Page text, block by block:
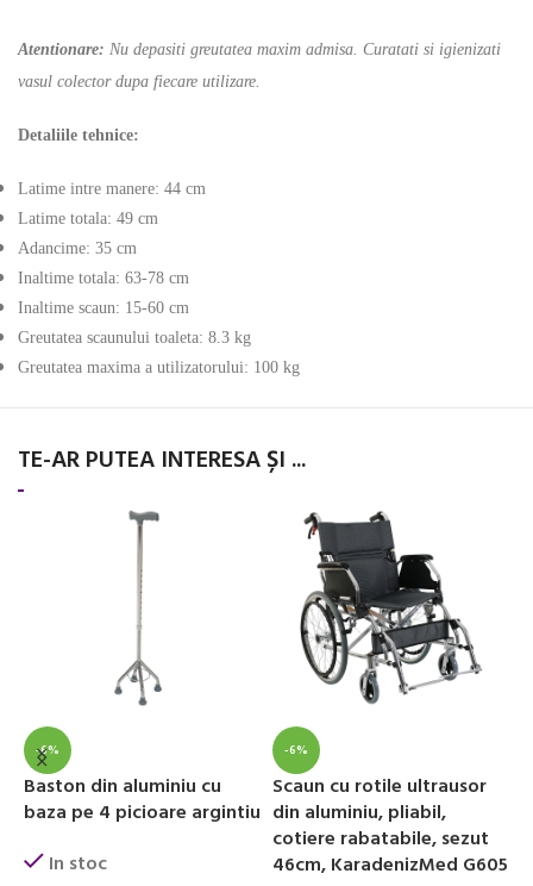
Atentionare: Nu depasiti greutatea maxim admisa. Curatati si igienizati
vasul colector dupa fiecare utilizare.
Detaliile tehnice:
Latime intre manere: 44 cm
Latime totala: 49 cm
Adancime: 35 cm
Inaltime totala: 63-78 cm
Inaltime scaun: 15-60 cm
Greutatea scaunului toaleta: 8.3 kg
Greutatea maxima a utilizatorului: 100 kg
TE-AR PUTEA INTERESA ȘI ...
-6%
Baston din aluminiu cu
baza pe 4 picioare argintiu
In stoc
-6%
Scaun cu rotile ultrausor
din aluminiu, pliabil,
cotiere rabatabile, sezut
46cm, KaradenizMed G605